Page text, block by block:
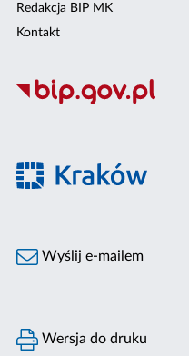
Redakcja BIP MK
Kontakt
Wyślij e-mailem
Wersja do druku